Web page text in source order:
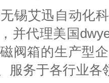
锡艾迅自动化
并代理美国
阀箱的生产型
服务于各行业各